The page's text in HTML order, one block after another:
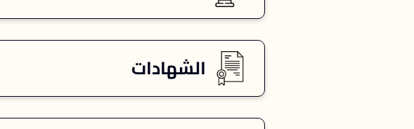
الشهادات